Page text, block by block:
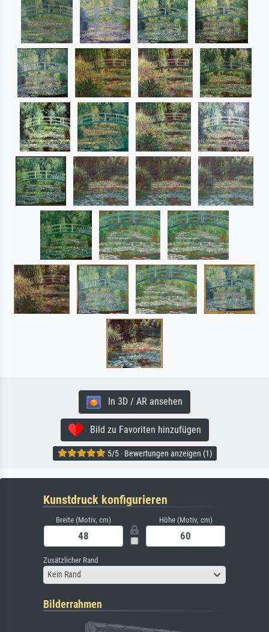
In 3D / AR ansehen
Bild zu Favoriten hinzufügen
5/5 · Bewertungen anzeigen (1)
Kunstdruck konfigurieren
Breite (Motiv, cm) Höhe (Motiv, cm)
Zusätzlicher Rand
Kein Rand
Bilderrahmen